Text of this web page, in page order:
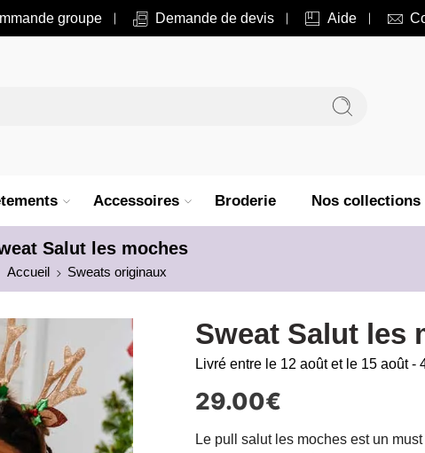
groupe Demande de devis Aide
Accessoires Broderie Nos collections
Salut les moches
Accueil Sweats originaux
Sweat Salut les
Livré entre le 12 août et le 15 août -
29.00€
Le pull salut les moches est un